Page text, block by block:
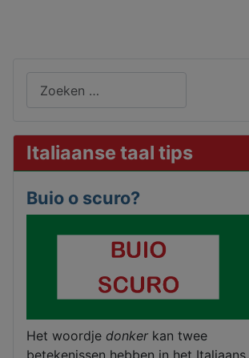
Italiaanse taal tips
Buio o scuro?
Het woordje donker kan twee